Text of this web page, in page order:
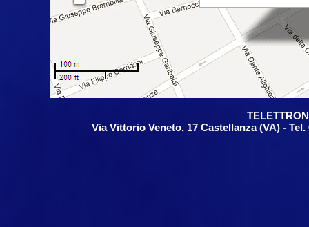
Via Vittorio Veneto, 17 Castellanza (VA) -